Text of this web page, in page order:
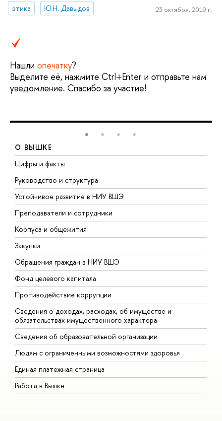
этика
Ю.Н. Давыдов 23 октября, 2019 г.
Нашли опечатку?
Выделите её, нажмите Ctrl+Enter и отправьте нам
уведомление. Спасибо за участие!
О ВЫШКЕ
Цифры и факты
Руководство и структура
Устойчивое развитие в НИУ ВШЭ
Преподаватели и сотрудники
Корпуса и общежития
Закупки
Обращения граждан в НИУ ВШЭ
Фонд целевого капитала
Противодействие коррупции
Сведения о доходах, расходах, об имуществе и
обязательствах имущественного характера
Сведения об образовательной организации
Людям с ограниченными возможностями здоровья
Единая платежная страница
Работа в Вышке